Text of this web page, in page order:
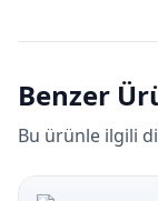
Benzer
Bu ürünle ilgili